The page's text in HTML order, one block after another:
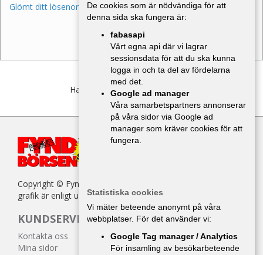
Glömt ditt lösenord?
Har du inget konto?Bli medlem
Copyright © Fyndbörsen. All kopiering av texter, bilder eller
grafik är enligt upphovsrättslagen förbjuden.
KUNDSERVICE
Kontakta oss
Mina sidor
De cookies som är nödvändiga för att
denna sida ska fungera är:
fabasapi
Vårt egna api där vi lagrar
sessionsdata för att du ska kunna
logga in och ta del av fördelarna
med det.
Google ad manager
Våra samarbetspartners annonserar
på våra sidor via Google ad
manager som kräver cookies för att
fungera.
Statistiska cookies
Vi mäter beteende anonymt på våra
webbplatser. För det använder vi:
Google Tag manager / Analytics
För insamling av besökarbeteende